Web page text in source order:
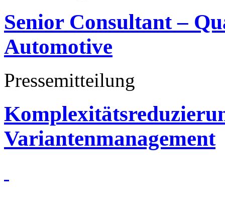
Senior Consultant –
Automotive
Pressemitteilung
Variantenmanagement